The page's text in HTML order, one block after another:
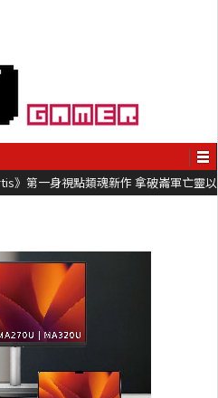
》第一身視點類魂新作 拿破崙軍亡靈以